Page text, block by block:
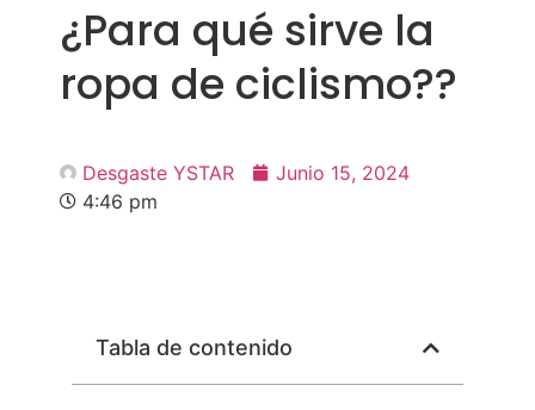
¿Para qué sirve la
ropa de ciclismo??
Desgaste YSTAR
Junio 15, 2024
4:46 pm
Tabla de contenido